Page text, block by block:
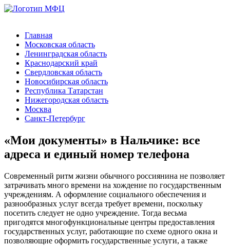
Главная
Московская область
Ленинградская область
Краснодарский край
Свердловская область
Новосибирская область
Республика Татарстан
Нижегородская область
Москва
Санкт-Петербург
«Мои документы» в Нальчике: все
адреса и единый номер телефона
Современный ритм жизни обычного россиянина не позволяет
затрачивать много времени на хождение по государственным
учреждениям. А оформление социального обеспечения и
разнообразных услуг всегда требует времени, поскольку
посетить следует не одно учреждение. Тогда весьма
пригодятся многофункциональные центры предоставления
государственных услуг, работающие по схеме одного окна и
позволяющие оформить государственные услуги, а также